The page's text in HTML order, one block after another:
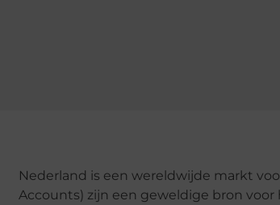
Nederland is een wereldwijde markt
Accounts) zijn een geweldige bron